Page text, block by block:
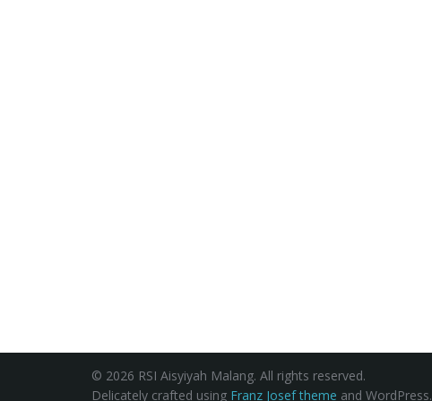
© 2026 RSI Aisyiyah Malang. All rights reserved.
Delicately crafted using Franz Josef theme and WordPress.